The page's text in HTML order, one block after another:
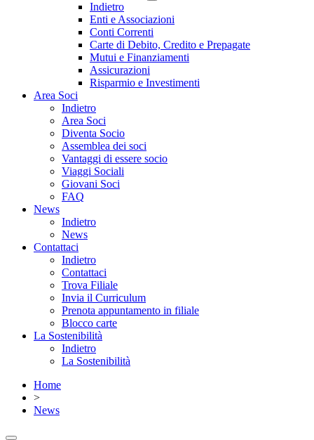
Indietro
Enti e Associazioni
Conti Correnti
Carte di Debito, Credito e Prepagate
Mutui e Finanziamenti
Assicurazioni
Risparmio e Investimenti
Area Soci
Indietro
Area Soci
Diventa Socio
Assemblea dei soci
Vantaggi di essere socio
Viaggi Sociali
Giovani Soci
FAQ
News
Indietro
News
Contattaci
Indietro
Contattaci
Trova Filiale
Invia il Curriculum
Prenota appuntamento in filiale
Blocco carte
La Sostenibilità
Indietro
La Sostenibilità
Home
>
News